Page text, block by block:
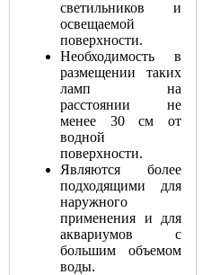
светильников и
освещаемой
поверхности.
Необходимость в
размещении таких
ламп на
расстоянии не
менее 30 см от
водной
поверхности.
Являются более
подходящими для
наружного
применения и для
аквариумов с
большим объемом
воды.